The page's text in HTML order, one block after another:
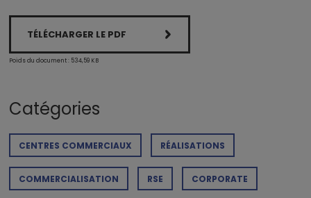
TÉLÉCHARGER LE PDF
Poids du document : 534,59 KB
Catégories
CENTRES COMMERCIAUX RÉALISATIONS
COMMERCIALISATION RSE CORPORATE